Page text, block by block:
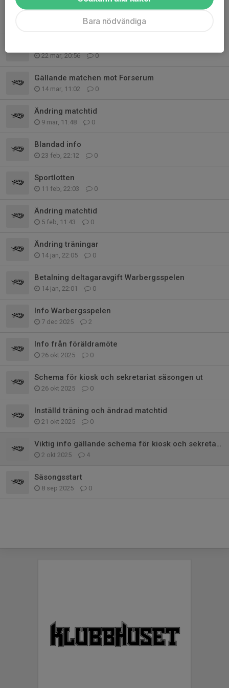
Ändrad träningstid
1
22 mar, 20:56 0
Gällande matchen mot Forserum
14 mar, 11:02 0
Ändring matchtid
9 mar, 11:48 0
Blandad info
23 feb, 22:12 0
Sportlotten
11 feb, 22:03 0
Ändring matchtid
5 feb, 11:43 0
Ändring träningar
14 jan, 22:05 0
Betalning deltagaravgift Warbergsspelen
14 jan, 22:01 0
Info Warbergsspelen
7 dec 2025 2
Info från föräldramöte
26 okt 2025 0
Schema för kiosk och sekretariat säsongen ut
26 okt 2025 0
Inställd träning och ändrad matchtid
21 okt 2025 0
Viktig info gällande schema för kiosk och sekretariat!
2 okt 2025 4
Säsongsstart
8 sep 2025 0
Bara nödvändiga